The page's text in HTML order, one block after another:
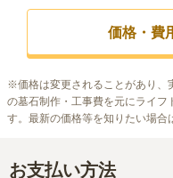
価格・費
※価格は変更されることがあり、
の墓石制作・工事費を元にライフ
す。最新の価格等を知りたい場合
お支払い方法